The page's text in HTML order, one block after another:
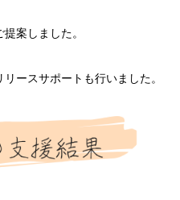
案しました。
ースサポートも行いました。